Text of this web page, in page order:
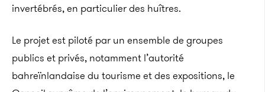
invertébrés, en particulier des huîtres.
Le projet est piloté par un ensemble de groupes
publics et privés, notamment l’autorité
bahreïnlandaise du tourisme et des expositions, le